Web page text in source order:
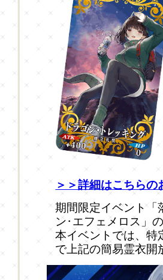
＞＞詳細はこちら
期間限定イベント
ン･エフェメロス」
本イベントでは、特
で上記の簡易霊衣開